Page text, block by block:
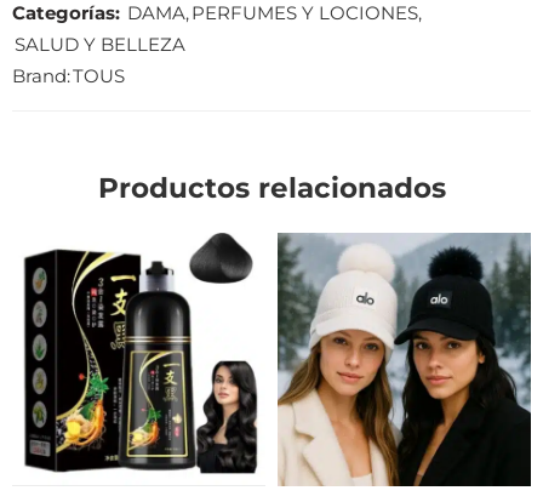
Categorías: DAMA,PERFUMES Y LOCIONES,
SALUD Y BELLEZA
Brand:TOUS
Productos relacionados